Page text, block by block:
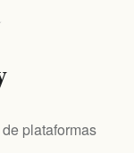
plataformas